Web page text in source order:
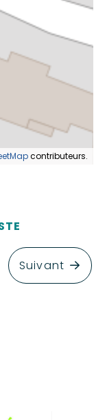
contributeurs.
Suivant